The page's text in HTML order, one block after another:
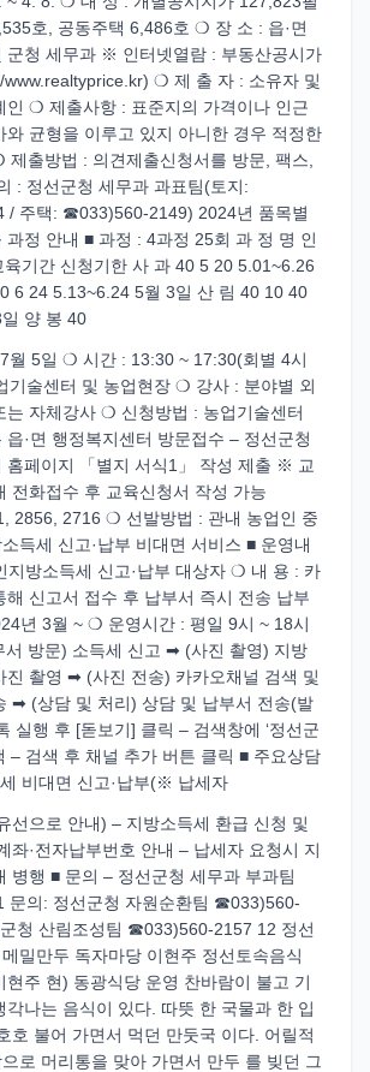
호, 공동주택 6,486호 ❍ 장 소 : 읍·면
군청 세무과 ※ 인터넷열람 : 부동산공시가
www.realtyprice.kr) ❍ 제 출 자 : 소유자 및
인 ❍ 제출사항 : 표준지의 가격이나 인근
와 균형을 이루고 있지 아니한 경우 적정한
출방법 : 의견제출신청서를 방문, 팩스,
: 정선군청 세무과 과표팀(토지:
/ 주택: ☎033)560-2149) 2024년 품목별
과정 안내 ■ 과정 : 4과정 25회 과 정 명 인
육기간 신청기한 사 과 40 5 20 5.01~6.26
6 24 5.13~6.24 5월 3일 산 림 40 10 40
양 봉 40
월 5일 ❍ 시간 : 13:30 ~ 17:30(회별 4시
기술센터 및 농업현장 ❍ 강사 : 분야별 외
는 자체강사 ❍ 신청방법 : 농업기술센터
·면 행정복지센터 방문접수 – 정선군청
홈페이지 「별지 서식1」 작성 제출 ※ 교
전화접수 후 교육신청서 작성 가능
2856, 2716 ❍ 선발방법 : 관내 농업인 중
득세 신고·납부 비대면 서비스 ■ 운영내
방소득세 신고·납부 대상자 ❍ 내 용 : 카
해 신고서 접수 후 납부서 즉시 전송 납부
년 3월 ~ ❍ 운영시간 : 평일 9시 ~ 18시
서 방문) 소득세 신고 ➡ (사진 촬영) 지방
진 촬영 ➡ (사진 전송) 카카오채널 검색 및
➡ (상담 및 처리) 상담 및 납부서 전송(발
실행 후 [돋보기] 클릭 – 검색창에 ‘정선군
– 검색 후 채널 추가 버튼 클릭 ■ 주요상담
비대면 신고·납부(※ 납세자
선으로 안내) – 지방소득세 환급 신청 및
좌·전자납부번호 안내 – 납세자 요청시 지
병행 ■ 문의 – 정선군청 세무과 부과팀
의: 정선군청 자원순환팀 ☎033)560-
청 산림조성팀 ☎033)560-2157 12 정선
밀만두 독자마당 이현주 정선토속음식
현주 현) 동광식당 운영 찬바람이 불고 기
각나는 음식이 있다. 따뜻 한 국물과 한 입
호 불어 가면서 먹던 만둣국 이다. 어릴적
로 머리통을 맞아 가면서 만두 를 빚던 그